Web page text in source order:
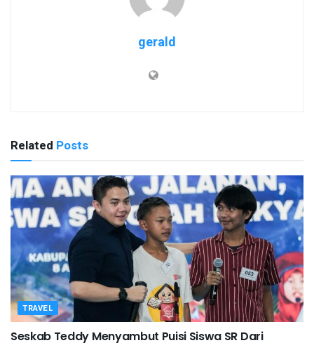
gerald
Related Posts
TRAVEL
Seskab Teddy Menyambut Puisi Siswa SR Dari